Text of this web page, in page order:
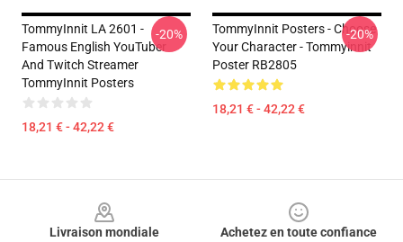
TommyInnit LA 2601 -
Famous English YouTuber
And Twitch Streamer
TommyInnit Posters
18,21 € - 42,22 €
-20%
TommyInnit Posters - Choose
Your Character - Tommyinnit
Poster RB2805
18,21 € - 42,22 €
-20%
Livraison mondiale
Achetez en toute confiance